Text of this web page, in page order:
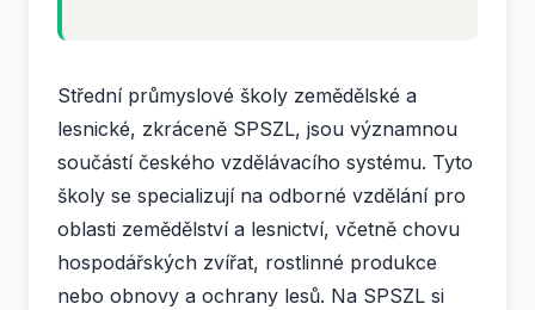
Střední průmyslové školy zemědělské a
lesnické, zkráceně SPSZL, jsou významnou
součástí českého vzdělávacího systému. Tyto
školy se specializují na odborné vzdělání pro
oblasti zemědělství a lesnictví, včetně chovu
hospodářských zvířat, rostlinné produkce
nebo obnovy a ochrany lesů. Na SPSZL si